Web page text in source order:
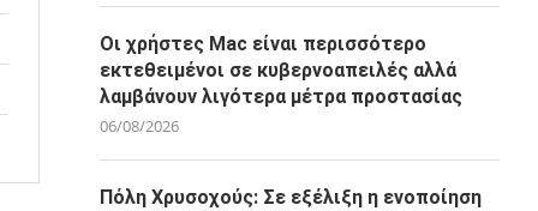
Οι χρήστες Mac είναι περισσότερο
εκτεθειμένοι σε κυβερνοαπειλές αλλά
λαμβάνουν λιγότερα μέτρα προστασίας
06/08/2026
Πόλη Χρυσοχούς: Σε εξέλιξη η ενοποίηση